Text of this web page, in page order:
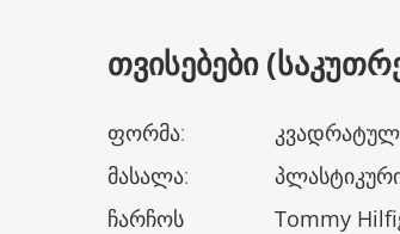
ᲗᲕᲘᲡᲔᲑᲔᲑᲘ
ფორმა:
მასალა:
ჩარჩოს
Tommy